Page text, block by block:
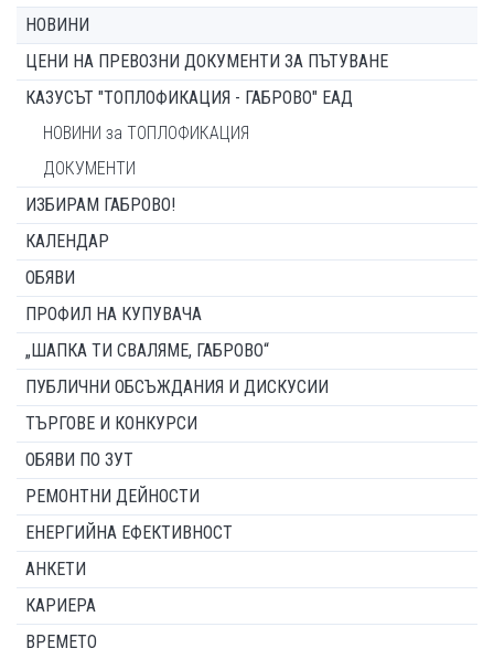
НОВИНИ
ЦЕНИ НА ПРЕВОЗНИ ДОКУМЕНТИ ЗА ПЪТУВАНЕ
КАЗУСЪТ "ТОПЛОФИКАЦИЯ - ГАБРОВО" ЕАД
НОВИНИ за ТОПЛОФИКАЦИЯ
ДОКУМЕНТИ
ИЗБИРАМ ГАБРОВО!
КАЛЕНДАР
ОБЯВИ
ПРОФИЛ НА КУПУВАЧА
„ШАПКА ТИ СВАЛЯМЕ, ГАБРОВО“
ПУБЛИЧНИ ОБСЪЖДАНИЯ И ДИСКУСИИ
ТЪРГОВЕ И КОНКУРСИ
ОБЯВИ ПО ЗУТ
РЕМОНТНИ ДЕЙНОСТИ
ЕНЕРГИЙНА ЕФЕКТИВНОСТ
АНКЕТИ
КАРИЕРА
ВРЕМЕТО